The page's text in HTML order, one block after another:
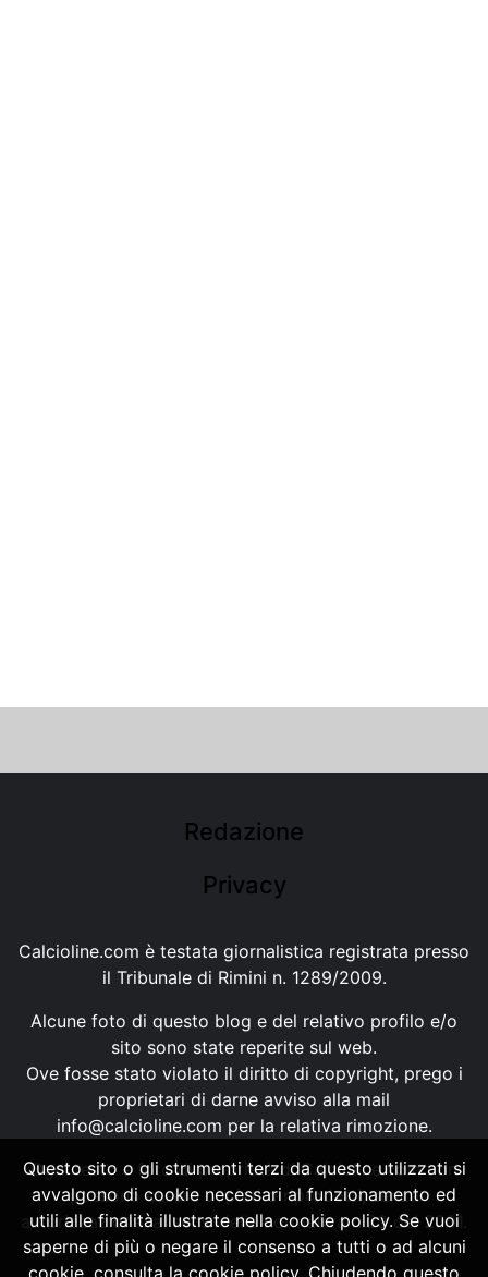
Redazione
Privacy
Calcioline.com è testata giornalistica registrata presso
il Tribunale di Rimini n. 1289/2009.
Alcune foto di questo blog e del relativo profilo e/o
sito sono state reperite sul web.
Ove fosse stato violato il diritto di copyright, prego i
proprietari di darne avviso alla mail
info@calcioline.com per la relativa rimozione.
Ogni testo e foto di proprietà di Calcioline.com non
possono essere copiati o riprodotti, senza
autorizzazione, ai sensi della normativa n.29 del 2001.
Questo sito o gli strumenti terzi da questo utilizzati si
avvalgono di cookie necessari al funzionamento ed
utili alle finalità illustrate nella cookie policy. Se vuoi
saperne di più o negare il consenso a tutti o ad alcuni
cookie, consulta la cookie policy. Chiudendo questo